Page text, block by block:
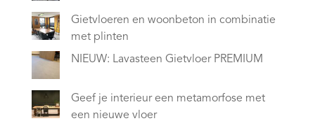
Gietvloeren en woonbeton in combinatie
met plinten
NIEUW: Lavasteen Gietvloer PREMIUM
Geef je interieur een metamorfose met
een nieuwe vloer